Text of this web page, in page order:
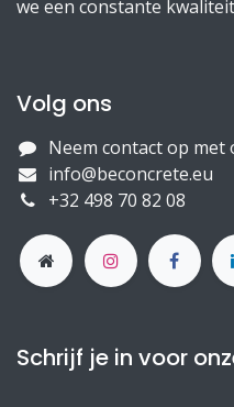
we een constante
Volg ons
Neem contact op met
info@beconcrete.eu
+32 498 70 82 08
Schrijf je in voor